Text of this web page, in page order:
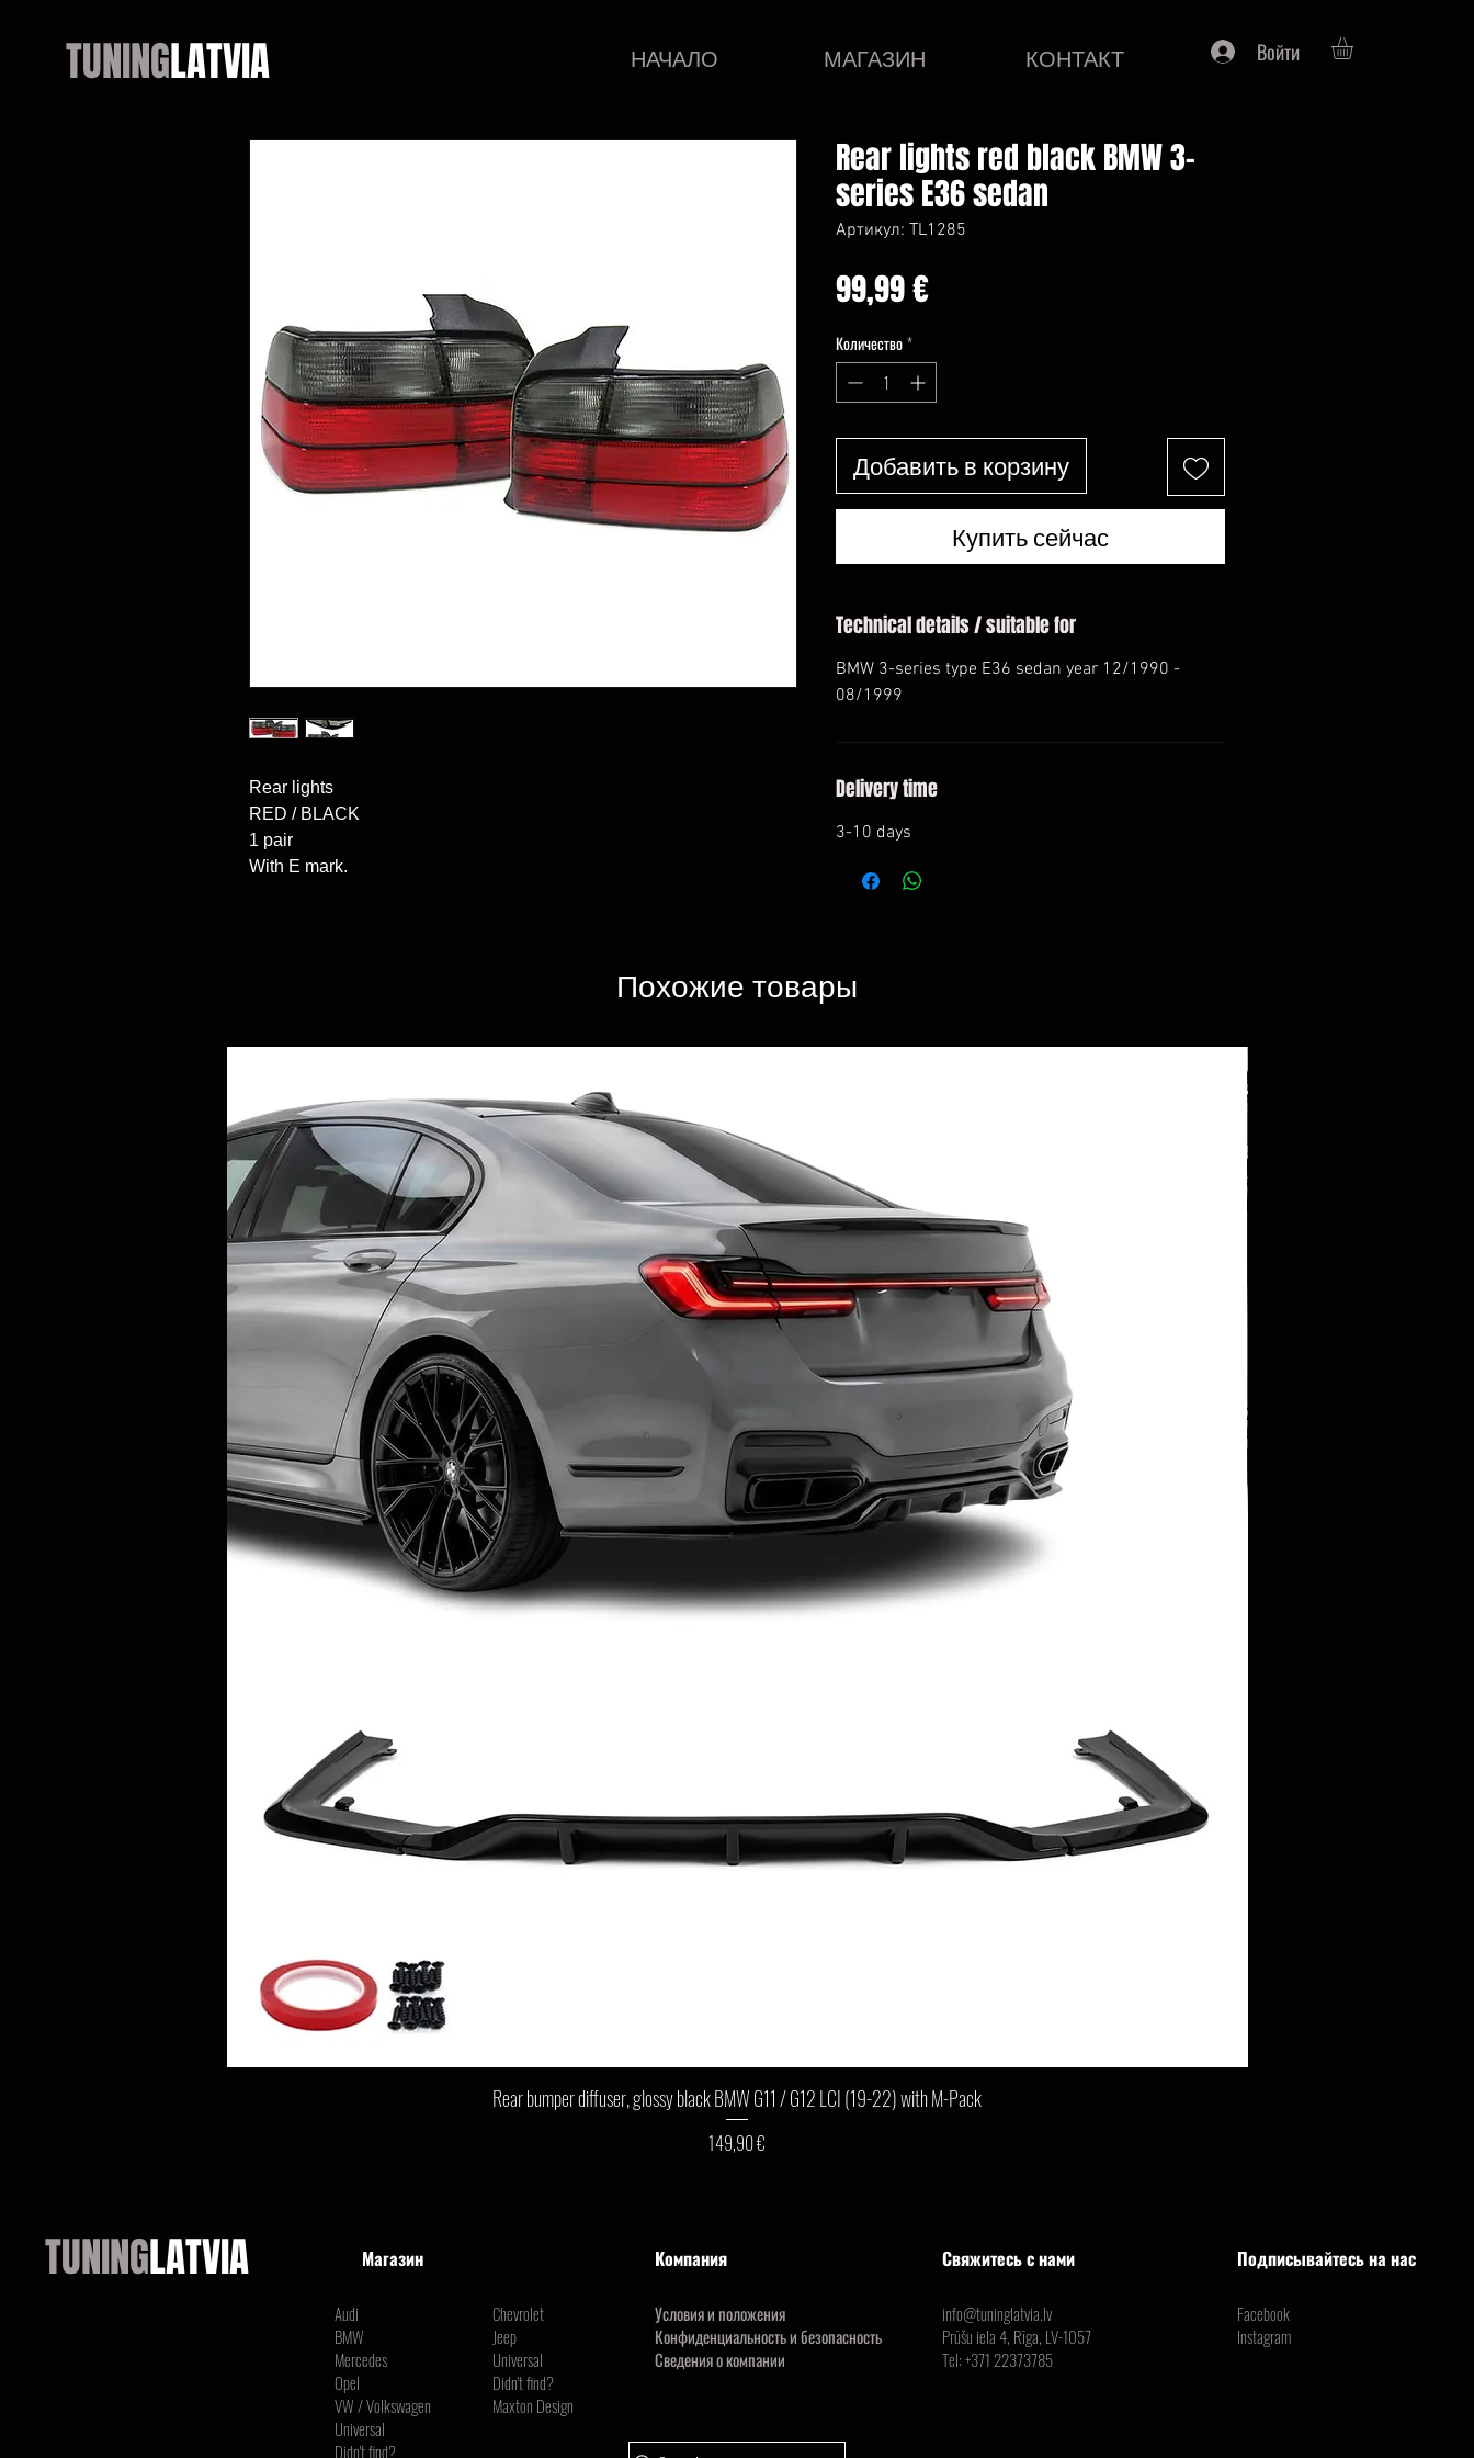
TUNINGLATVIA НАЧАЛО МАГАЗИН КОНТАКТ Войти
Rear lights
RED / BLACK
1 pair
With E mark.
Rear lights red black BMW 3-
series E36 sedan
Артикул: TL1285
99,99 €Цена
Количество*
Добавить в корзину
Купить сейчас
Technical details / suitable for
BMW 3-series type E36 sedan year 12/1990 -
08/1999
Delivery time
3-10 days
Похожие товары
Быстрый просмотр
Rear bumper diffuser, glossy black BMW G11 / G12 LCI (19-22) with M-Pack
Цена
149,90 €
TUNINGLATVIA Магазин
Audi
BMW
Mercedes
Opel
VW / Volkswagen
Universal
Didn't find?
Chevrolet
Jeep
Universal
Didn't find?
Maxton Design
Компания
Условия и положения
Конфиденциальность и безопасность
Сведения о компании
Свяжитесь с нами
info@tuninglatvia.lv
Prūšu iela 4, Rīga, LV-1057
Tel:+371 22373785
Подписывайтесь на нас
Facebook
Instagram